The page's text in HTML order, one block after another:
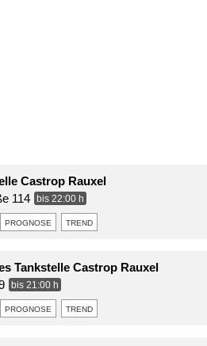
Castrop Rauxel
114
bis 22:00 h
prognose trend
Tankstelle Castrop Rauxel
bis 21:00 h
prognose trend